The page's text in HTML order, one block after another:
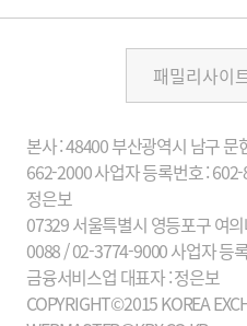
본사 : 48400 부산광역시 남구
662-2000사업자 등록번호 :
정은보
07329 서울특별시 영등포구 여
0088 / 02-3774-9000사업자 등
금융서비스업 대표자 : 정은보
COPYRIGHT©2015 KOREA